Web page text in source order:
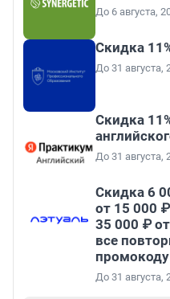
До 6 августа,
Скидка
До 31 августа,
Скидка
До 31 августа,
Скидка 6
от 15 000
35 000 ₽
все
До 31 августа,